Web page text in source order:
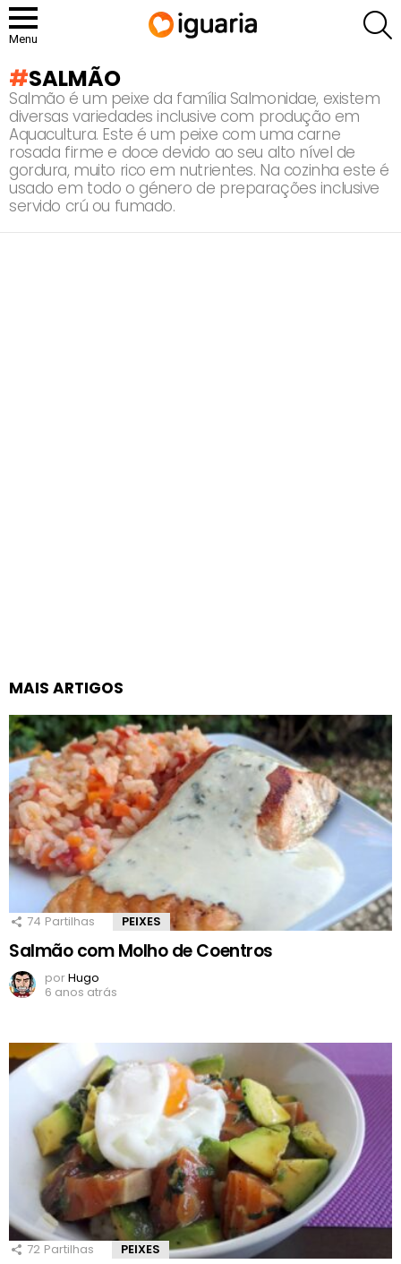
Menu
SALMÃO
Salmão é um peixe da família Salmonidae, existem
diversas variedades inclusive com produção em
Aquacultura. Este é um peixe com uma carne
rosada firme e doce devido ao seu alto nível de
gordura, muito rico em nutrientes. Na cozinha este é
usado em todo o género de preparações inclusive
servido crú ou fumado.
MAIS ARTIGOS
74 Partilhas PEIXES
Salmão com Molho de Coentros
porHugo
6 anos atrás
72 Partilhas PEIXES